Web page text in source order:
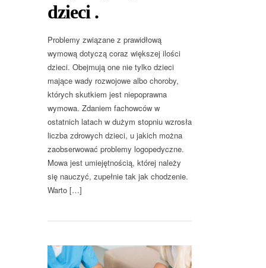
dzieci .
Problemy związane z prawidłową
wymową dotyczą coraz większej ilości
dzieci. Obejmują one nie tylko dzieci
mające wady rozwojowe albo choroby,
których skutkiem jest niepoprawna
wymowa. Zdaniem fachowców w
ostatnich latach w dużym stopniu wzrosła
liczba zdrowych dzieci, u jakich można
zaobserwować problemy logopedyczne.
Mowa jest umiejętnością, której należy
się nauczyć, zupełnie tak jak chodzenie.
Warto […]